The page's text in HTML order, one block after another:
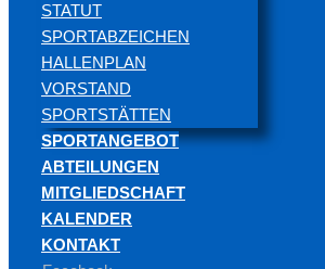
STATUT
SPORTABZEICHEN
HALLENPLAN
VORSTAND
SPORTSTÄTTEN
SPORTANGEBOT
ABTEILUNGEN
MITGLIEDSCHAFT
KALENDER
KONTAKT